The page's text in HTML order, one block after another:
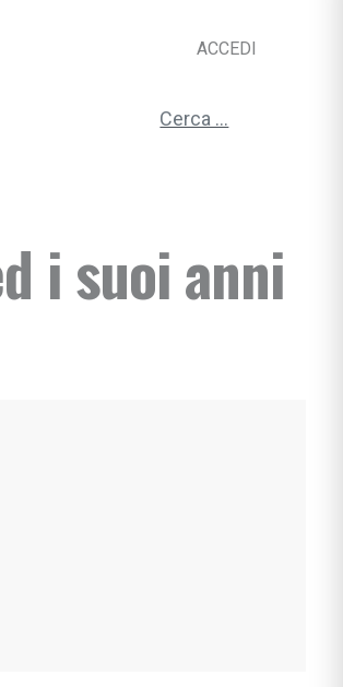
ACCEDI
Ricerca per:
i suoi anni